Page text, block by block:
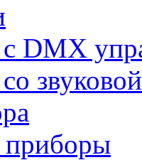
DMX
приборы